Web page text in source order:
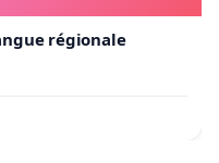
régionale